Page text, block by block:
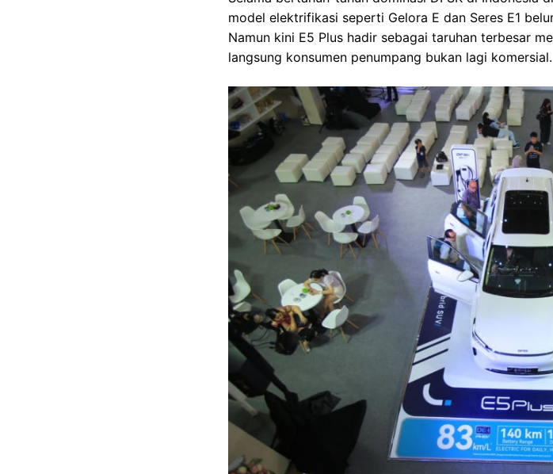
model elektrifikasi seperti Gelora E dan Seres E1
Namun kini E5 Plus hadir sebagai taruhan terbesar
langsung konsumen penumpang bukan lagi komersial.